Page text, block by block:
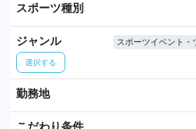
スポーツ種別
ジャンル
選択する
スポーツイベント・
勤務地
こだわり条件